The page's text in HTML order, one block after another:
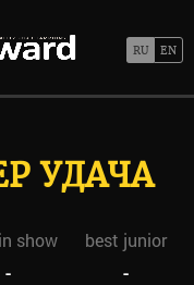
УДАЧА
show
best junior
- -